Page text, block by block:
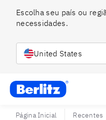
Escolha seu país ou
necessidades.
United States
Berlitz BR
Página Inicial Recentes